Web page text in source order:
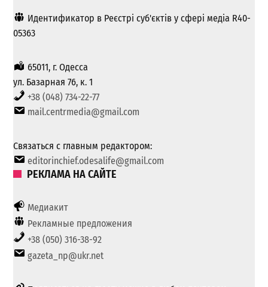
Идентификатор в Реєстрі суб'єктів у сфері медіа R40-
05363
65011, г. Одесса
ул. Базарная 76, к. 1
+38 (048) 734-22-77
mail.centrmedia@gmail.com
Связаться с главным редактором:
editorinchief.odesalife@gmail.com
РЕКЛАМА НА САЙТЕ
Медиакит
Рекламные предложения
+38 (050) 316-38-92
gazeta_np@ukr.net